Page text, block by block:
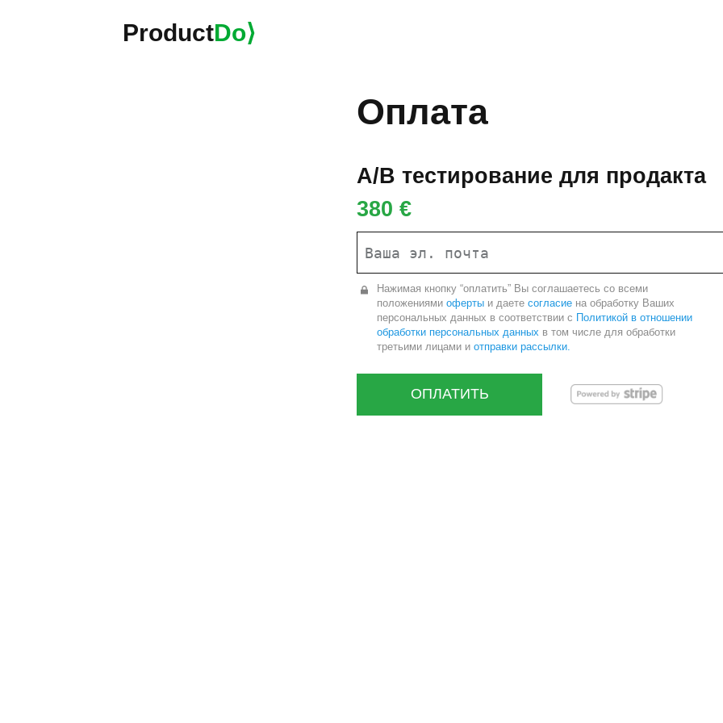
ProductDo⟩
Оплата
A/B тестирование для продакта
380 €
Нажимая кнопку “оплатить” Вы соглашаетесь со всеми
положениями оферты и даете согласие
персональных данных в соответствии с
Политикой в отношении
обработки персональных данных
третьими лицами и отправки рассылки.